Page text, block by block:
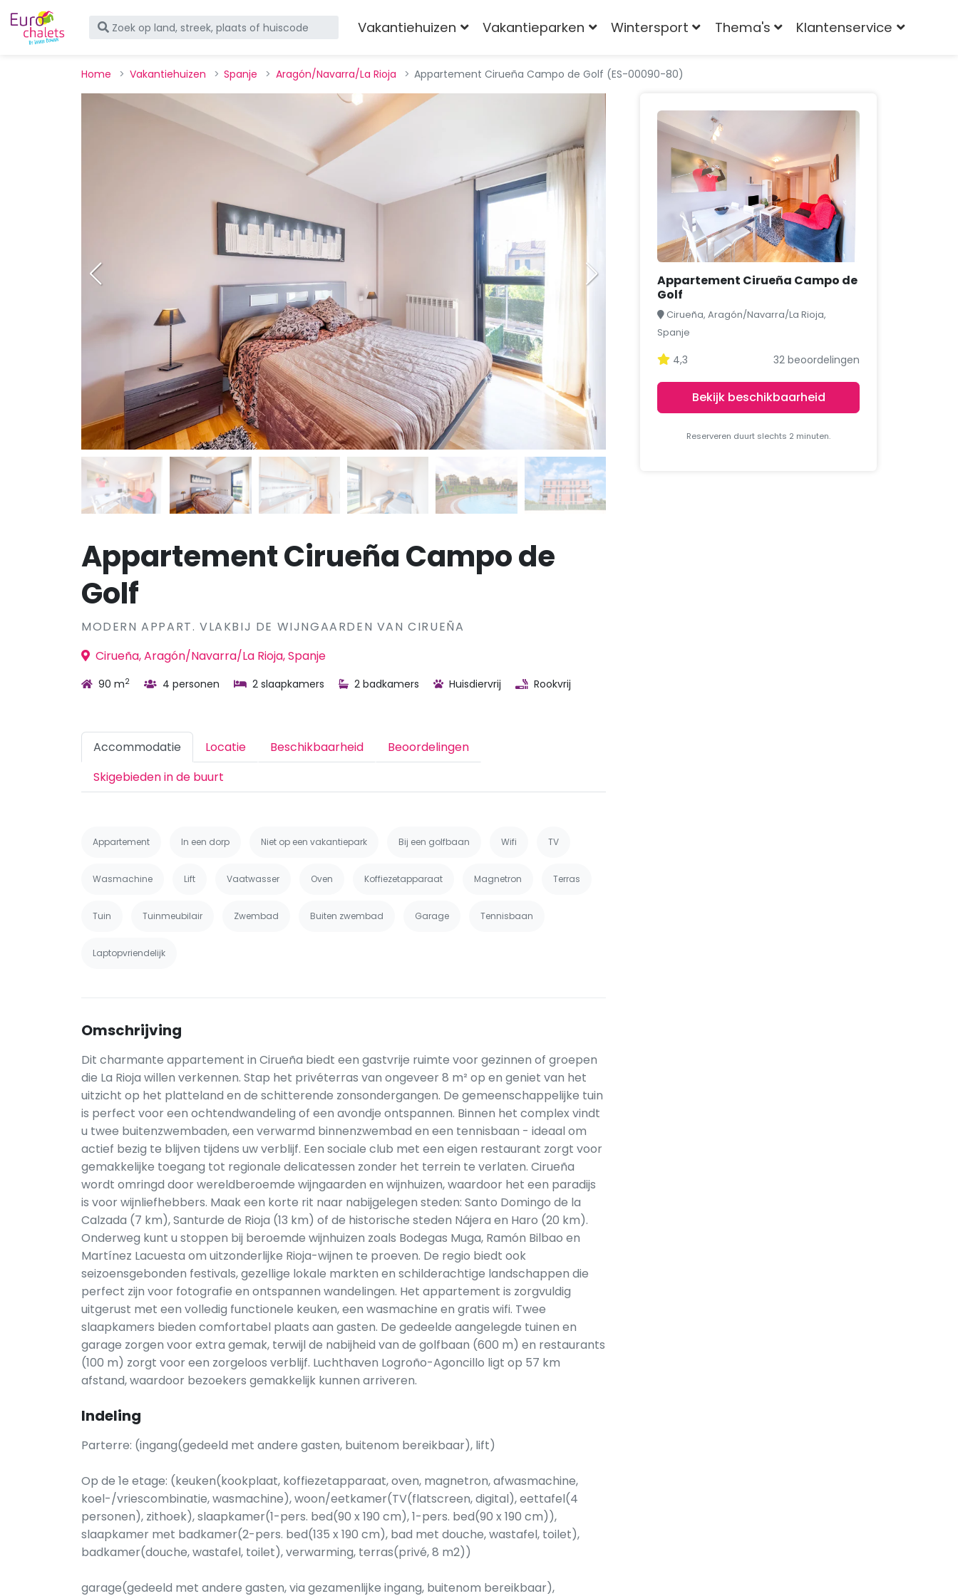
Vakantiehuizen Vakantieparken Wintersport Thema's Klantenservice
Home Vakantiehuizen Spanje Aragón/Navarra/La Rioja Appartement Cirueña Campo de Golf (ES-00090-80)
Appartement Cirueña Campo de
Golf
MODERN APPART. VLAKBIJ DE WIJNGAARDEN VAN CIRUEÑA
Cirueña, Aragón/Navarra/La Rioja, Spanje
90 m2 4 personen 2 slaapkamers 2 badkamers Huisdiervrij Rookvrij
Accommodatie Locatie Beschikbaarheid
Beoordelingen
Skigebieden in de buurt
Appartement In een dorp Niet op een vakantiepark Bij een golfbaan Wifi TV
Wasmachine Lift Vaatwasser Oven Koffiezetapparaat Magnetron Terras
Tuin Tuinmeubilair Zwembad Buiten zwembad Garage Tennisbaan
Laptopvriendelijk
Omschrijving
Dit charmante appartement in Cirueña biedt een gastvrije ruimte voor gezinnen of groepen
die La Rioja willen verkennen. Stap het privéterras van ongeveer 8 m² op en geniet van het
uitzicht op het platteland en de schitterende zonsondergangen. De gemeenschappelijke tuin
is perfect voor een ochtendwandeling of een avondje ontspannen. Binnen het complex vindt
u twee buitenzwembaden, een verwarmd binnenzwembad en een tennisbaan - ideaal om
actief bezig te blijven tijdens uw verblijf. Een sociale club met een eigen restaurant zorgt voor
gemakkelijke toegang tot regionale delicatessen zonder het terrein te verlaten. Cirueña
wordt omringd door wereldberoemde wijngaarden en wijnhuizen, waardoor het een paradijs
is voor wijnliefhebbers. Maak een korte rit naar nabijgelegen steden: Santo Domingo de la
Calzada (7 km), Santurde de Rioja (13 km) of de historische steden Nájera en Haro (20 km).
Onderweg kunt u stoppen bij beroemde wijnhuizen zoals Bodegas Muga, Ramón Bilbao en
Martínez Lacuesta om uitzonderlijke Rioja-wijnen te proeven. De regio biedt ook
seizoensgebonden festivals, gezellige lokale markten en schilderachtige landschappen die
perfect zijn voor fotografie en ontspannen wandelingen. Het appartement is zorgvuldig
uitgerust met een volledig functionele keuken, een wasmachine en gratis wifi. Twee
slaapkamers bieden comfortabel plaats aan gasten. De gedeelde aangelegde tuinen en
garage zorgen voor extra gemak, terwijl de nabijheid van de golfbaan (600 m) en restaurants
(100 m) zorgt voor een zorgeloos verblijf. Luchthaven Logroño-Agoncillo ligt op 57 km
afstand, waardoor bezoekers gemakkelijk kunnen arriveren.
Indeling
Parterre: (ingang(gedeeld met andere gasten, buitenom bereikbaar), lift)
Op de 1e etage: (keuken(kookplaat, koffiezetapparaat, oven, magnetron, afwasmachine,
koel-/vriescombinatie, wasmachine), woon/eetkamer(TV(flatscreen, digital), eettafel(4
personen), zithoek), slaapkamer(1-pers. bed(90 x 190 cm), 1-pers. bed(90 x 190 cm)),
slaapkamer met badkamer(2-pers. bed(135 x 190 cm), bad met douche, wastafel, toilet),
badkamer(douche, wastafel, toilet), verwarming, terras(privé, 8 m2))
garage(gedeeld met andere gasten, via gezamenlijke ingang, buitenom bereikbaar),
Appartement Cirueña Campo de
Golf
Cirueña, Aragón/Navarra/La Rioja,
Spanje
4,3 32 beoordelingen
Bekijk beschikbaarheid
Reserveren duurt slechts 2 minuten.